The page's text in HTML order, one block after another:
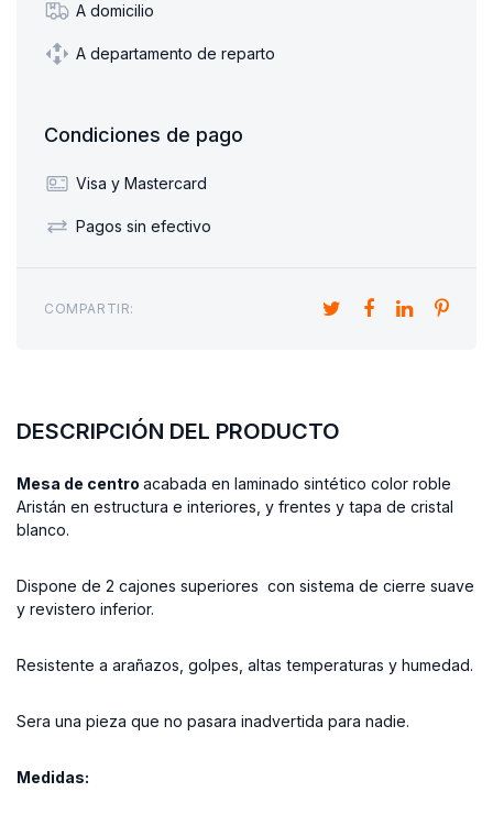
A domicilio
A departamento de reparto
Condiciones de pago
Visa y Mastercard
Pagos sin efectivo
COMPARTIR:
DESCRIPCIÓN DEL PRODUCTO
Mesa de centro acabada en laminado sintético color roble
Aristán en estructura e interiores, y frentes y tapa de cristal
blanco.
Dispone de 2 cajones superiores con sistema de cierre suave
y revistero inferior.
Resistente a arañazos, golpes, altas temperaturas y humedad.
Sera una pieza que no pasara inadvertida para nadie.
Medidas: